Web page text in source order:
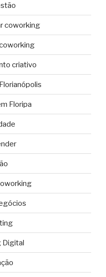
coworking
criativo
Floripa
Digital